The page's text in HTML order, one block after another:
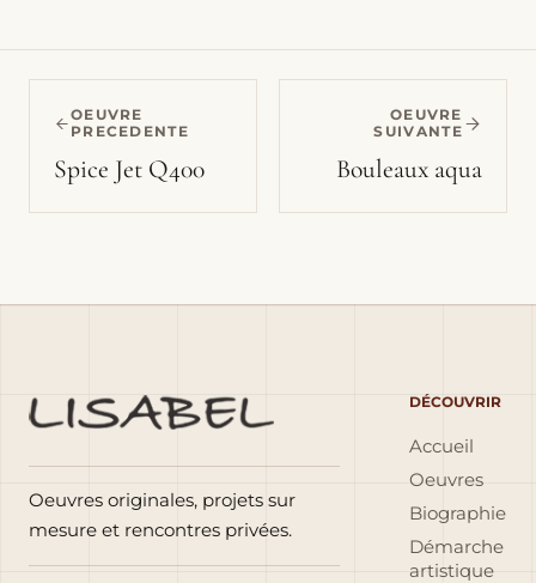
OEUVRE
PRECEDENTE
Spice Jet Q400
OEUVRE
SUIVANTE
Bouleaux aqua
Oeuvres originales, projets sur
mesure et rencontres privées.
DÉCOUVRIR
Accueil
Oeuvres
Biographie
Démarche
artistique